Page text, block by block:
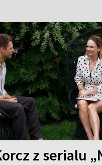
z serialu